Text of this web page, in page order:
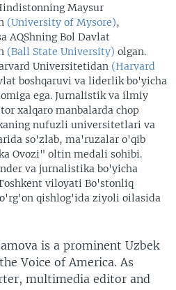
Maysur
(University of Mysore),
AQShning Bol Davlat
(Ball State University) olgan.
Universitetidan (Harvard
boshqaruvi va liderlik bo'yicha
ega. Jurnalistik va ilmiy
xalqaro manbalarda chop
nufuzli universitetlari va
so'zlab, ma'ruzalar o'qib
Ovozi" oltin medali sohibi.
va jurnalistika bo'yicha
viloyati Bo'stonliq
qishlog'ida ziyoli oilasida
is a prominent Uzbek
Voice of America. As
multimedia editor and